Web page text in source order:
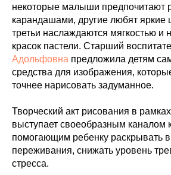
некоторые малыши предпочитают
карандашами, другие любят яркие
третьи наслаждаются мягкостью и
красок пастели. Старший
Адольфовна предложила детям
средства для изображения,
точнее нарисовать задуманное.
Творческий акт рисования в
выступает своеобразным каналом
помогающим ребенку раскрывать
переживания, снижать уровень
стресса.